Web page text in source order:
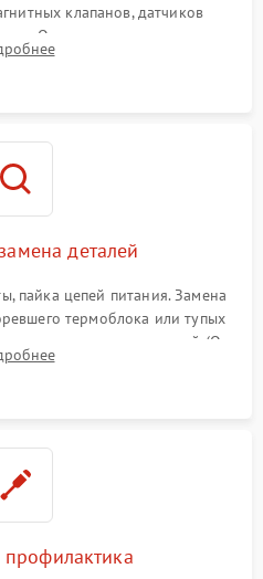
клапанов, датчиков
Оценка степени износа
колец гидросистемы
деталей
пайка цепей питания. Замена
термоблока или тупых
уплотнителей (O-
для надежного устранения